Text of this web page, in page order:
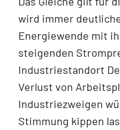
wird immer
Energiewende mit
steigenden
Industriestandort
Verlust von
Industriezweigen
Stimmung kippen